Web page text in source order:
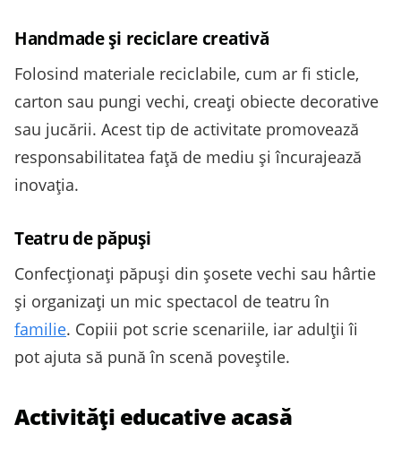
Handmade și reciclare creativă
Folosind materiale reciclabile, cum ar fi sticle,
carton sau pungi vechi, creați obiecte decorative
sau jucării. Acest tip de activitate promovează
responsabilitatea față de mediu și încurajează
inovația.
Teatru de păpuși
Confecționați păpuși din șosete vechi sau hârtie
și organizați un mic spectacol de teatru în
familie. Copiii pot scrie scenariile, iar adulții îi
pot ajuta să pună în scenă poveștile.
Activități educative acasă